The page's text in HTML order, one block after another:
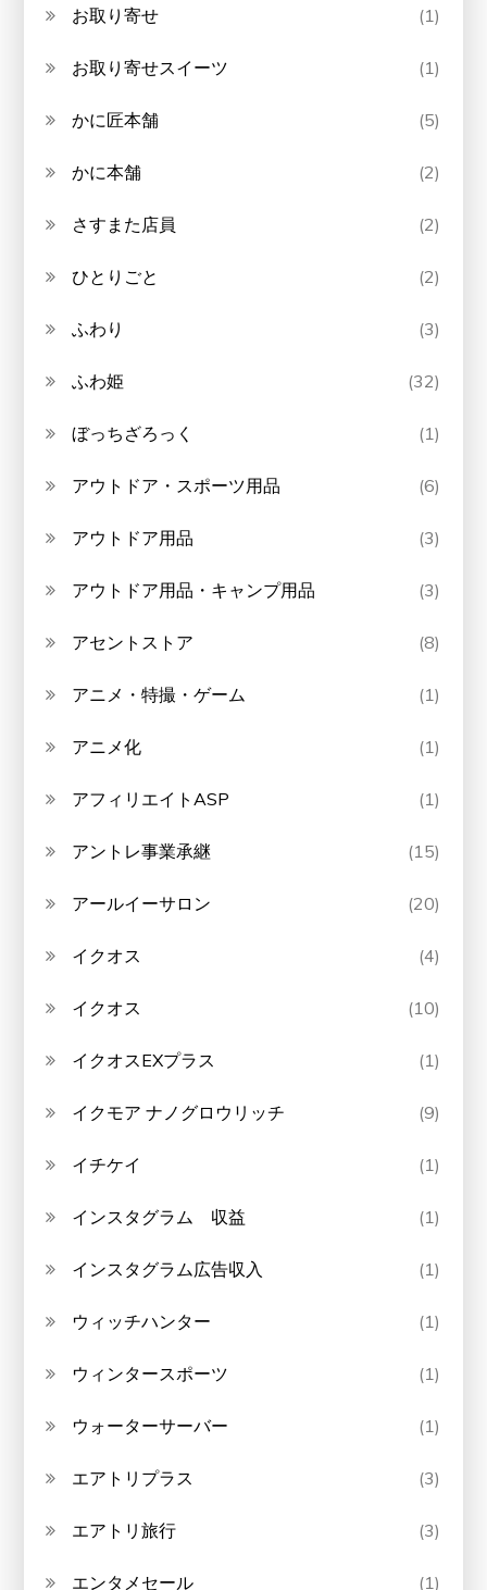
お取り寄せ (1)
お取り寄せスイーツ (1)
かに匠本舗 (5)
かに本舗 (2)
さすまた店員 (2)
ひとりごと (2)
ふわり (3)
ふわ姫 (32)
ぼっちざろっく (1)
アウトドア・スポーツ用品 (6)
アウトドア用品 (3)
アウトドア用品・キャンプ用品 (3)
アセントストア (8)
アニメ・特撮・ゲーム (1)
アニメ化 (1)
アフィリエイトASP (1)
アントレ事業承継 (15)
アールイーサロン (20)
イクオス (4)
イクオス (10)
イクオスEXプラス (1)
イクモア ナノグロウリッチ (9)
イチケイ (1)
インスタグラム 収益 (1)
インスタグラム広告収入 (1)
ウィッチハンター (1)
ウィンタースポーツ (1)
ウォーターサーバー (1)
エアトリプラス (3)
エアトリ旅行 (3)
エンタメセール (1)